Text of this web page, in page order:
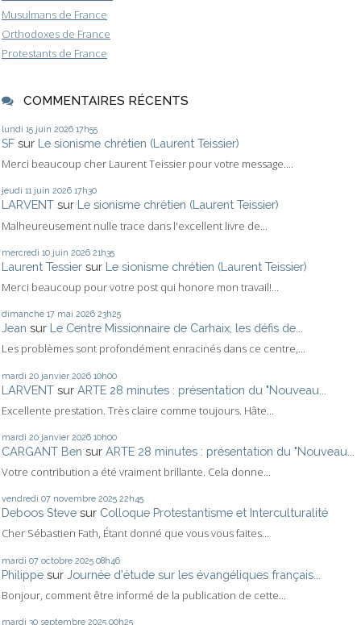
Musulmans de France
Orthodoxes de France
Protestants de France
COMMENTAIRES RÉCENTS
lundi 15 juin 2026 17h55
SF sur Le sionisme chrétien (Laurent Teissier)
Merci beaucoup cher Laurent Teissier pour votre message....
jeudi 11 juin 2026 17h30
LARVENT sur Le sionisme chrétien (Laurent Teissier)
Malheureusement nulle trace dans l'excellent livre de...
mercredi 10 juin 2026 21h35
Laurent Tessier sur Le sionisme chrétien (Laurent Teissier)
Merci beaucoup pour votre post qui honore mon travail!...
dimanche 17 mai 2026 23h25
Jean sur Le Centre Missionnaire de Carhaix, les défis de...
Les problèmes sont profondément enracinés dans ce centre,...
mardi 20 janvier 2026 10h00
LARVENT sur ARTE 28 minutes : présentation du "Nouveau...
Excellente prestation. Très claire comme toujours. Hâte...
mardi 20 janvier 2026 10h00
CARGANT Ben sur ARTE 28 minutes : présentation du "Nouveau...
Votre contribution a été vraiment brillante. Cela donne...
vendredi 07 novembre 2025 22h45
Deboos Steve sur Colloque Protestantisme et Interculturalité
Cher Sébastien Fath, Étant donné que vous vous faites...
mardi 07 octobre 2025 08h46
Philippe sur Journée d'étude sur les évangéliques français...
Bonjour, comment être informé de la publication de cette...
mardi 30 septembre 2025 00h25